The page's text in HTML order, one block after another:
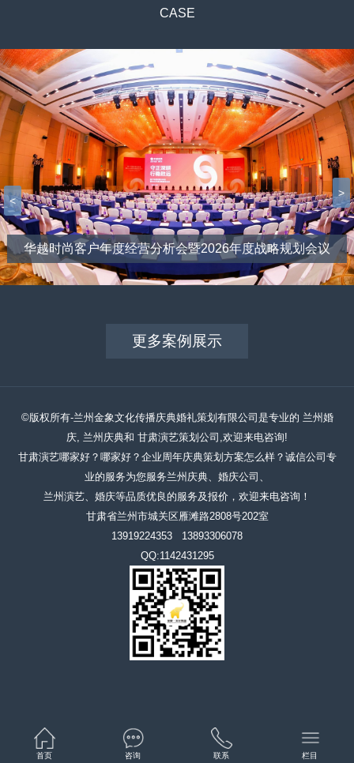
CASE
华越时尚客户年度经营分析会暨2026年度战略规划会议
<
>
更多案例展示
©版权所有-兰州金象文化传播庆典婚礼策划有限公司是专业的 兰州婚
庆, 兰州庆典和 甘肃演艺策划公司,欢迎来电咨询!
甘肃演艺哪家好？哪家好？企业周年庆典策划方案怎么样？诚信公司专
业的服务为您服务兰州庆典、婚庆公司、
兰州演艺、婚庆等品质优良的服务及报价，欢迎来电咨询！
甘肃省兰州市城关区雁滩路2808号202室
13919224353 13893306078
QQ:1142431295
首页 咨询 联系 栏目